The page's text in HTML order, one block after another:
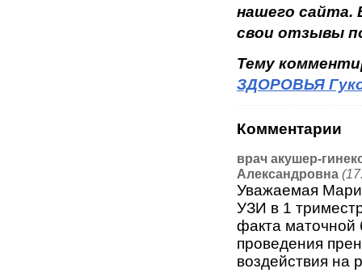
нашего сайта.
свои отзывы
Тему
ЗДОРОВЬЯ
Комментарии
врач акушер-
Александровна
Уважаемая
УЗИ в 1
факта маточной
проведения
воздействия на